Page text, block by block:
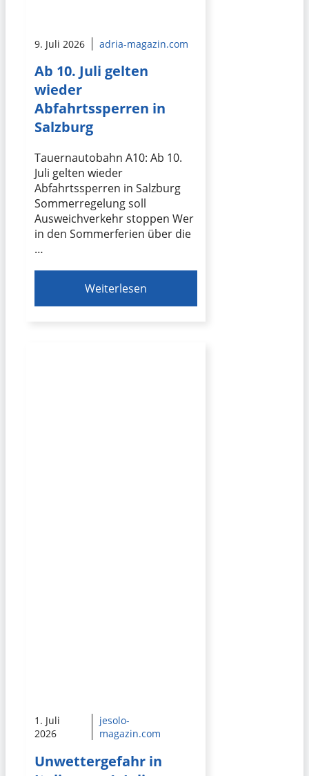
9. Juli 2026 adria-magazin.com
Ab 10. Juli gelten
wieder
Abfahrtssperren in
Salzburg
Tauernautobahn A10: Ab 10.
Juli gelten wieder
Abfahrtssperren in Salzburg
Sommerregelung soll
Ausweichverkehr stoppen Wer
in den Sommerferien über die
…
Weiterlesen
1. Juli
2026
jesolo-
magazin.com
Unwettergefahr in